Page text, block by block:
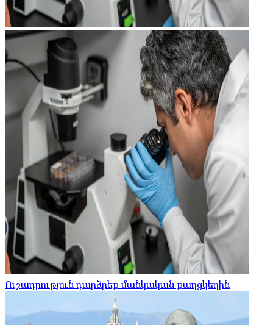
Ուշադրություն դարձրեք մանկական քաղցկեղին